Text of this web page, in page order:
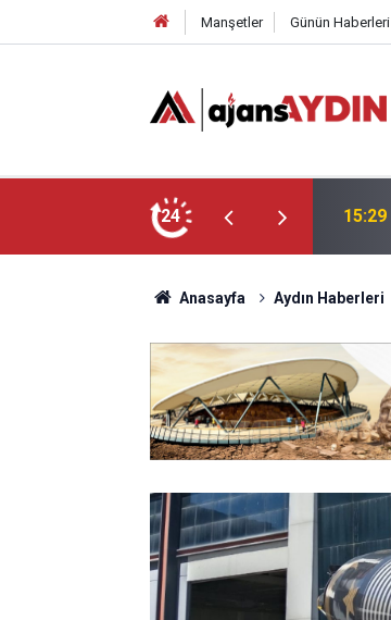
Manşetler Günün Haberleri
24
toprağa verildi 14:23
Anasayfa Aydın Haberleri